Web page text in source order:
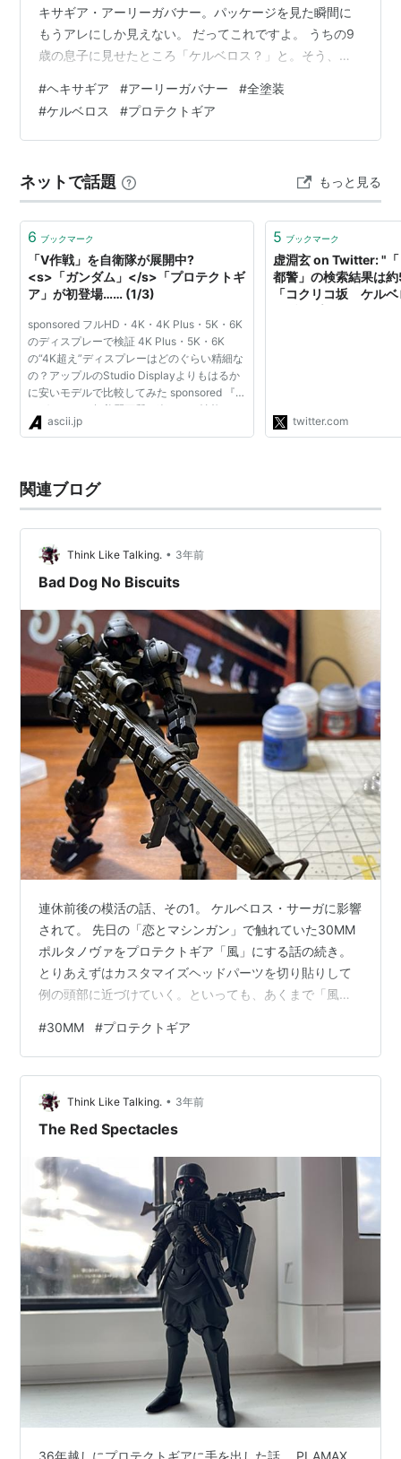
キサギア・アーリーガバナー。パッケージを見た瞬間に
もうアレにしか見えない。 だってこれですよ。 うちの9
歳の息子に見せたところ「ケルベロス？」と。そう、プ
どな。 www.youtube.com www.youtube.com それはい
いとして。もう俺もそれにしか見えない。なので、組み
立てたら黒一色。作例はガスマスクの眼の部分は黒だっ
シンガンがどう見てもMG3。企画した人も完全に狙って
いるだ…
#ヘキサギア #アーリーガバナー #全塗装
#ケルベロス #プロテクトギア
ネットで話題 もっと見る
6 ブックマーク
「V作戦」を自衛隊が展開中?
<s>「ガンダム」</s>「プロテクトギ
ア」が初登場…… (1/3)
sponsored フルHD・4K・4K Plus・5K・6K
のディスプレーで検証 4K Plus・5K・6K
の“4K超え”ディスプレーはどのぐらい精細な
の？アップルのStudio Displayよりもはるか
に安いモデルで比較してみた sponsored 『プ
ラグマタ』を超美麗画質で楽しめる性能を
1.58kgの軽量ボディーに詰め込んだ、超モバ
ascii.jp
5 ブックマーク
虚淵玄 on Twitter: "
都警」の検索結果は
「コクリコ坂 ケル
twitter.com
関連ブログ
Think Like Talking. • 3年前
Bad Dog No Biscuits
連休前後の模活の話、その1。 ケルベロス・サーガに影響
されて。 先日の「恋とマシンガン」で触れていた30MM
ポルタノヴァをプロテクトギア「風」にする話の続き。
とりあえずはカスタマイズヘッドパーツを切り貼りして
例の頭部に近づけていく。といっても、あくまで「風」
して暗視ゴーグルの紅いミラーシールが少しずれていた
ので後程修正したが。 ジオコムウェポンズのMG34はま
だ組んでいないが、以前のガンダムエースか何かの付録
で作った試作型ビームキャノンの大筒感がまあ凶悪でい
いか。仕上げしてないが。 ところどころに差し色で赤と
#30MM #プロテクトギア
Think Like Talking. • 3年前
The Red Spectacles
36年越しにプロテクトギアに手を出した話。 PLAMAX